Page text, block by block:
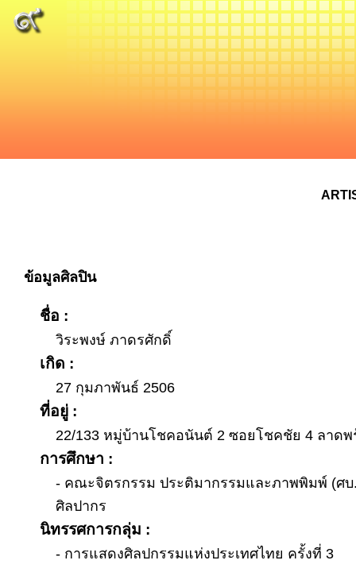
ข้อมูลศิลปิน
ชื่อ :
วิระพงษ์ ภาดรศักดิ์
เกิด :
27 กุมภาพันธ์ 2506
ที่อยู่ :
22/133 หมู่บ้านโชคอนันต์ 2 ซอยโชคชัย 4 ลาดพ
การศึกษา :
- คณะจิตรกรรม ประติมากรรมและภาพพิมพ์ (ศ
ศิลปากร
นิทรรศการกลุ่ม :
- การแสดงศิลปกรรมแห่งประเทศไทย ครั้งที่ 3